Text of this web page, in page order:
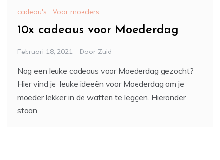
cadeau's , Voor moeders
10x cadeaus voor Moederdag
Februari 18, 2021 Door Zuid
Nog een leuke cadeaus voor Moederdag gezocht?
Hier vind je leuke ideeën voor Moederdag om je
moeder lekker in de watten te leggen. Hieronder
staan